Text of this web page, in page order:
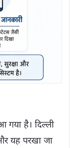
गया है। दिल्ली
यह परखा जा